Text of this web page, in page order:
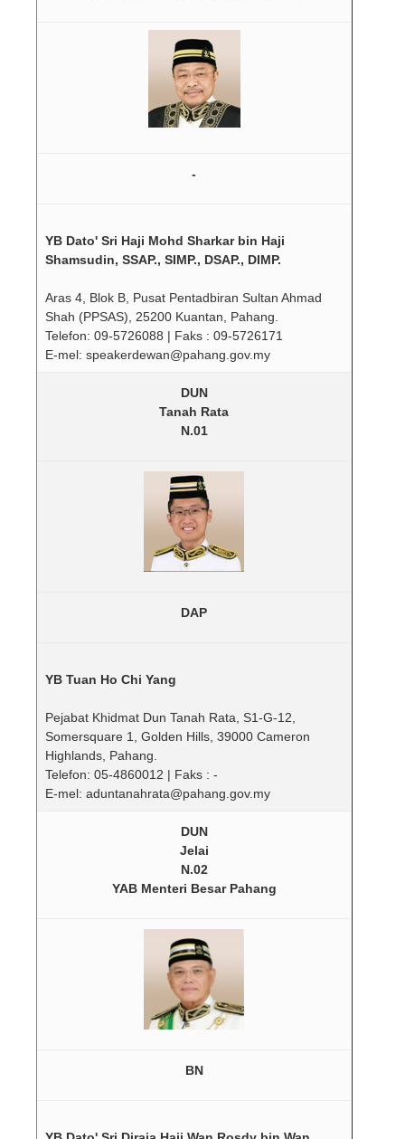
-
YB Dato' Sri Haji Mohd Sharkar bin Haji
Shamsudin, SSAP., SIMP., DSAP., DIMP.
Aras 4, Blok B, Pusat Pentadbiran Sultan Ahmad
Shah (PPSAS), 25200 Kuantan, Pahang.
Telefon: 09-5726088 | Faks : 09-5726171
E-mel: speakerdewan@pahang.gov.my
DUN
Tanah Rata
N.01
DAP
YB Tuan Ho Chi Yang
Pejabat Khidmat Dun Tanah Rata, S1-G-12,
Somersquare 1, Golden Hills, 39000 Cameron
Highlands, Pahang.
Telefon: 05-4860012 | Faks : -
E-mel: aduntanahrata@pahang.gov.my
DUN
Jelai
N.02
YAB Menteri Besar Pahang
BN